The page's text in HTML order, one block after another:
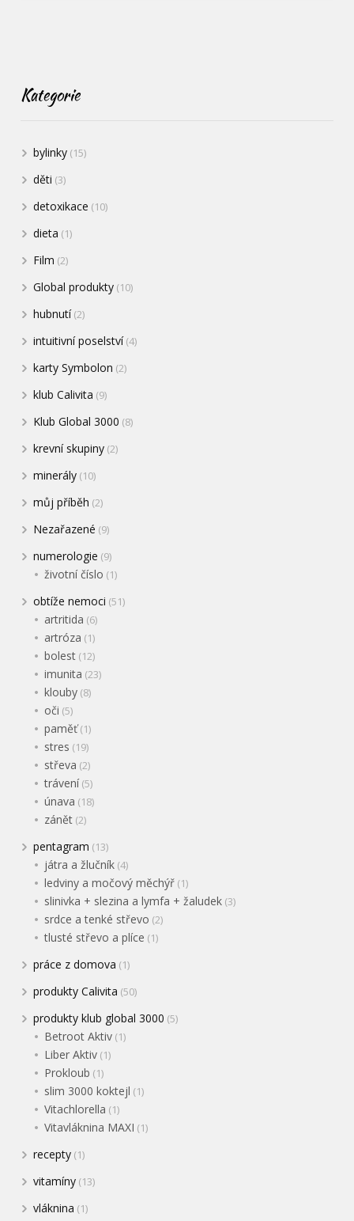
Kategorie
bylinky (15)
děti (3)
detoxikace (10)
dieta (1)
Film (2)
Global produkty (10)
hubnutí(2)
intuitivní poselství(4)
karty Symbolon (2)
klub Calivita (9)
Klub Global 3000 (8)
krevní skupiny (2)
minerály (10)
můj příběh (2)
Nezařazené (9)
numerologie (9)
životní číslo (1)
obtíže nemoci (51)
artritida (6)
artróza (1)
bolest (12)
imunita (23)
klouby (8)
oči (5)
paměť(1)
stres (19)
střeva (2)
trávení(5)
únava (18)
zánět (2)
pentagram (13)
játra a žlučník (4)
ledviny a močový měchýř (1)
slinivka + slezina a lymfa + žaludek (3)
srdce a tenké střevo (2)
tlusté střevo a plíce (1)
práce z domova (1)
produkty Calivita (50)
produkty klub global 3000 (5)
Betroot Aktiv (1)
Liber Aktiv (1)
Prokloub (1)
slim 3000 koktejl (1)
Vitachlorella (1)
Vitavláknina MAXI (1)
recepty (1)
vitamíny (13)
vláknina (1)